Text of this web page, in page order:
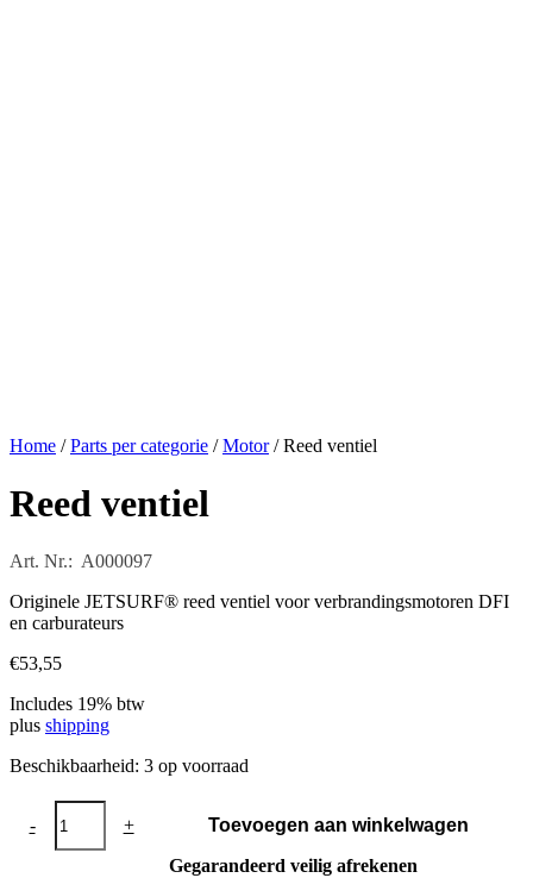
Home /Parts per categorie /Motor/ Reed ventiel
Reed ventiel
Art. Nr.: A000097
Originele JETSURF® reed ventiel voor verbrandingsmotoren DFI
en carburateurs
€53,55
Includes 19% btw
plus shipping
Beschikbaarheid: 3 op voorraad
-
ventiel
+
Toevoegen aan winkelwagen
Gegarandeerd veilig afrekenen